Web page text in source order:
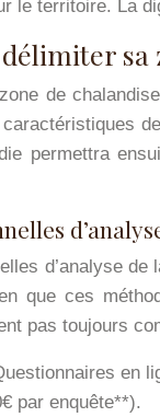
le territoire. La
sa
de
permettra
d’analyse
que ces
pas toujours
en
par enquête**).